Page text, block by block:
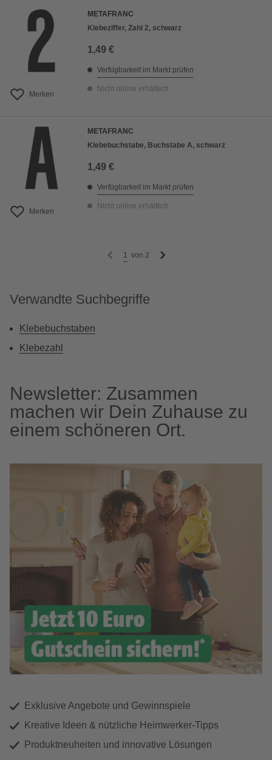
Merken
METAFRANC
Klebeziffer, Zahl 2, schwarz
1,49 €
Verfügbarkeit im Markt prüfen
Nicht online erhältlich
Merken
METAFRANC
Klebebuchstabe, Buchstabe A, schwarz
1,49 €
Verfügbarkeit im Markt prüfen
Nicht online erhältlich
1 von 2
Verwandte Suchbegriffe
Klebebuchstaben
Klebezahl
Newsletter: Zusammen
machen wir Dein Zuhause zu
einem schöneren Ort.
Exklusive Angebote und Gewinnspiele
Kreative Ideen & nützliche Heimwerker-Tipps
Produktneuheiten und innovative Lösungen